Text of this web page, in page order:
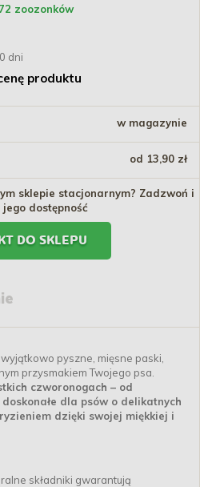
zoozonków
dni
produktu
w magazynie
od 13,90 zł
sklepie stacjonarnym? Zadzwoń i
dostępność
DO SKLEPU
pyszne, mięsne paski,
przysmakiem Twojego psa.
czworonogach – od
dla psów o delikatnych
dzięki swojej miękkiej i
składniki gwarantują